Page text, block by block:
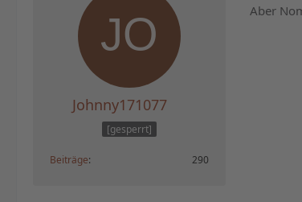
Johnny171077
[gesperrt]
Beiträge 290
Aber